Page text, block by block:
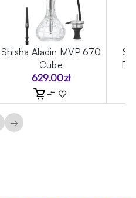
Shisha Aladin MVP 670
Cube
629.00zł
→